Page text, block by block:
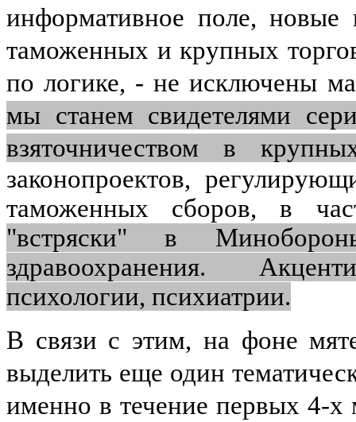
информативное поле,
таможенных и крупных
по логике, - не исключены
мы станем свидетелями
взяточничеством в
законопроектов,
таможенных сборов, в
"встряски" в
здравоохранения.
психологии, психиатрии.
В связи с этим, на фоне
выделить еще один
именно в течение первых 4-х